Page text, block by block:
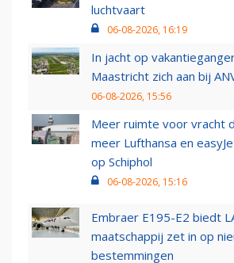
luchtvaart
06-08-2026, 16:19
In jacht op
Maastricht zich aan bij
06-08-2026, 15:56
Meer ruimte voor vracht
meer Lufthansa en
op Schiphol
06-08-2026, 15:16
Embraer E195-E2 biedt
maatschappij zet in op
bestemmingen